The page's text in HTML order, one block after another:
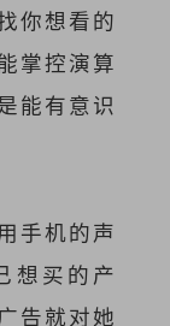
你想看的
掌控演算
能有意识
手机的声
想买的产
告就对她